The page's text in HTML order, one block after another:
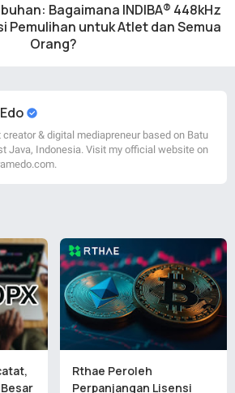
Bagaimana INDIBA® 448kHz
Pemulihan untuk Atlet dan Semua
Orang?
creator & digital mediapreneur based on Batu
Java, Indonesia. Visit my official website on
Rthae Peroleh
Perpanjangan Lisensi